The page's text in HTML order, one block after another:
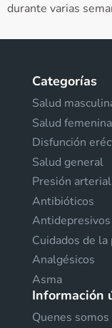
durante varias
Categorías
Salud
Salud femenina
Disfunción
Salud general
Presión arterial
Antibióticos
Antidepresivos
Cuidados de la
Analgésicos
Asma
Información
Quenes somos